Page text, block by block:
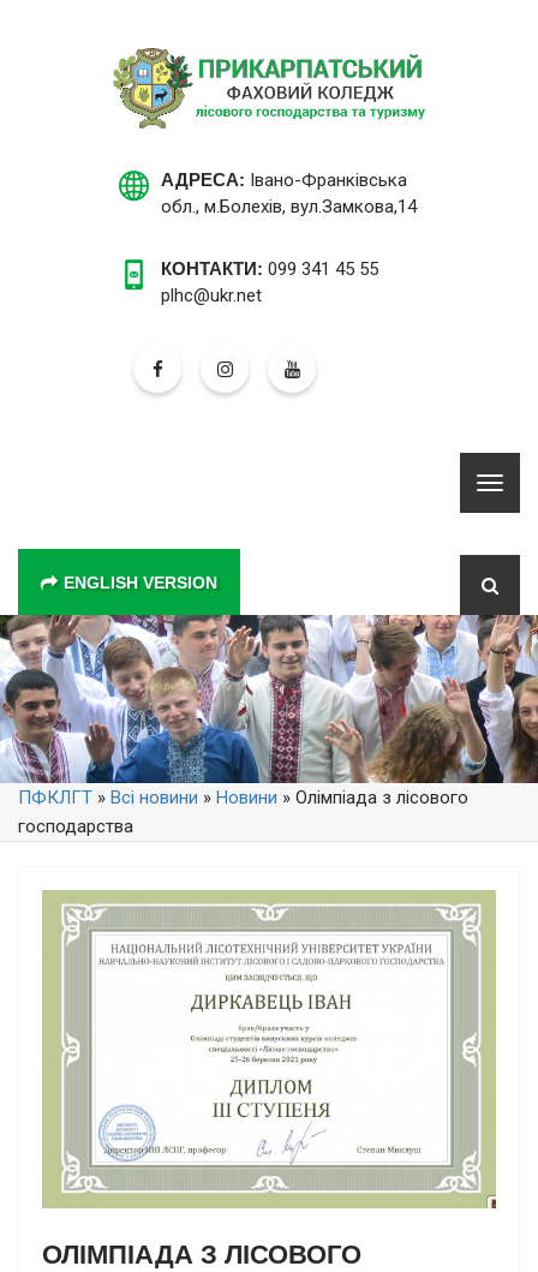
АДРЕСА: Івано-Франківська
обл., м.Болехів, вул.Замкова,14
КОНТАКТИ: 099 341 45 55
plhc@ukr.net
ENGLISH VERSION
ПФКЛГТ » Всі новини » Новини » Олімпіада з лісового
господарства
ОЛІМПІАДА З ЛІСОВОГО